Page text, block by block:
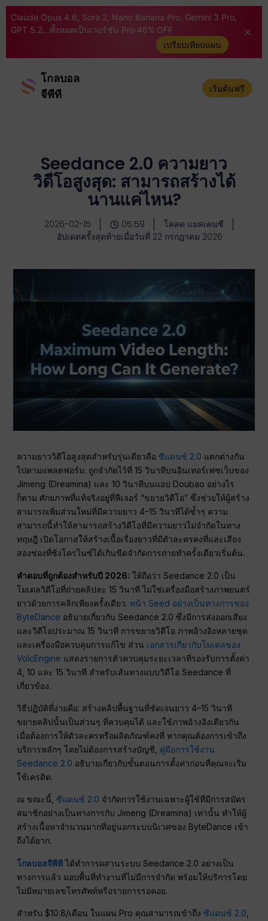
Claude Opus 4.6, Sora 2, Nano Banana Pro, Gemini 3 Pro,
GPT 5.2...ทั้งหมดเป็นเวอร์ชัน Pro 46% OFF
เปรียบเทียบแผน
โกลบอล
จีพีที
เริ่มต้นฟรี
Seedance 2.0 ความยาว
วิดีโอสูงสุด: สามารถสร้างได้
นานแค่ไหน?
2026-02-15 05:59
โคลด แมคเคนซี
อัปเดตครั้งสุดท้ายเมื่อวันที่ 22 กรกฎาคม 2026
ความยาววิดีโอสูงสุดสำหรับรุ่นเดียวคือซีแดนซ์ 2.0 แตกต่างกัน
ไปตามแพลตฟอร์ม: ถูกจำกัดไว้ที่ 15 วินาทีบนอินเทอร์เฟซเว็บของ
Jimeng (Dreamina) และ 10 วินาทีบนแอป Doubao อย่างไร
ก็ตาม ศักยภาพที่แท้จริงอยู่ที่ฟีเจอร์ “ขยายวิดีโอ” ซึ่งช่วยให้ผู้สร้าง
สามารถเพิ่มส่วนใหม่ที่มีความยาว 4–15 วินาทีได้ซ้ำๆ ความ
สามารถนี้ทำให้สามารถสร้างวิดีโอที่มีความยาวไม่จำกัดในทาง
ทฤษฎี เปิดโอกาสให้สร้างเนื้อเรื่องยาวที่มีตัวละครคงที่และเสียง
สองช่องที่ซิงโครไนซ์ได้เกินขีดจำกัดการถ่ายทำครั้งเดียวเริ่มต้น.
คำตอบที่ถูกต้องสำหรับปี 2026: ให้ถือว่า Seedance 2.0 เป็น
โมเดลวิดีโอที่ถ่ายคลิปละ 15 วินาที ไม่ใช่เครื่องมือสร้างภาพยนตร์
ยาวด้วยการคลิกเพียงครั้งเดียว. หน้า Seed อย่างเป็นทางการของ
ByteDance อธิบายเกี่ยวกับ Seedance 2.0 ซึ่งมีการส่งออกเสียง
และวิดีโอประมาณ 15 วินาที การขยายวิดีโอ ภาพอ้างอิงหลายชุด
และเครื่องมือควบคุมการแก้ไข ส่วน เอกสารเกี่ยวกับโมเดลของ
VolcEngine แสดงรายการตัวควบคุมระยะเวลาที่รองรับการตั้งค่า
4, 10 และ 15 วินาที สำหรับเส้นทางแบบวิดีโอ Seedance ที่
เกี่ยวข้อง.
วิธีปฏิบัติที่ง่ายคือ: สร้างคลิปพื้นฐานที่ชัดเจนยาว 4–15 วินาที
ขยายคลิปนั้นเป็นส่วนๆ ที่ควบคุมได้ และใช้ภาพอ้างอิงเดียวกัน
เมื่อต้องการให้ตัวละครหรือผลิตภัณฑ์คงที่ หากคุณต้องการเข้าถึง
บริการหลักๆ โดยไม่ต้องการสร้างบัญชี, คู่มือการใช้งาน
Seedance 2.0 อธิบายเกี่ยวกับขั้นตอนการตั้งค่าก่อนที่คุณจะเริ่ม
ใช้เครดิต.
ณ ขณะนี้,ซีแดนซ์ 2.0 จำกัดการใช้งานเฉพาะผู้ใช้ที่มีการสมัคร
สมาชิกอย่างเป็นทางการกับ Jimeng (Dreamina) เท่านั้น ทำให้ผู้
สร้างเนื้อหาจำนวนมากที่อยู่นอกระบบนิเวศของ ByteDance เข้า
ถึงได้ยาก.
โกลบอลจีพีที ได้ทำการผสานระบบ Seedance 2.0 อย่างเป็น
ทางการแล้ว มอบพื้นที่ทำงานที่ไม่มีการจำกัด พร้อมให้บริการโดย
ไม่มีหมายเลขโทรศัพท์หรือรายการรอคอย.
สำหรับ $10.8/เดือน ในแผน Pro คุณสามารถเข้าถึงซีแดนซ์ 2.0